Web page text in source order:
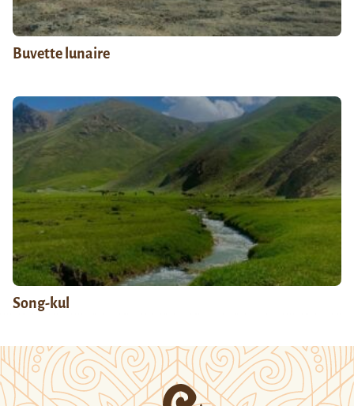
Buvette lunaire
Song-kul